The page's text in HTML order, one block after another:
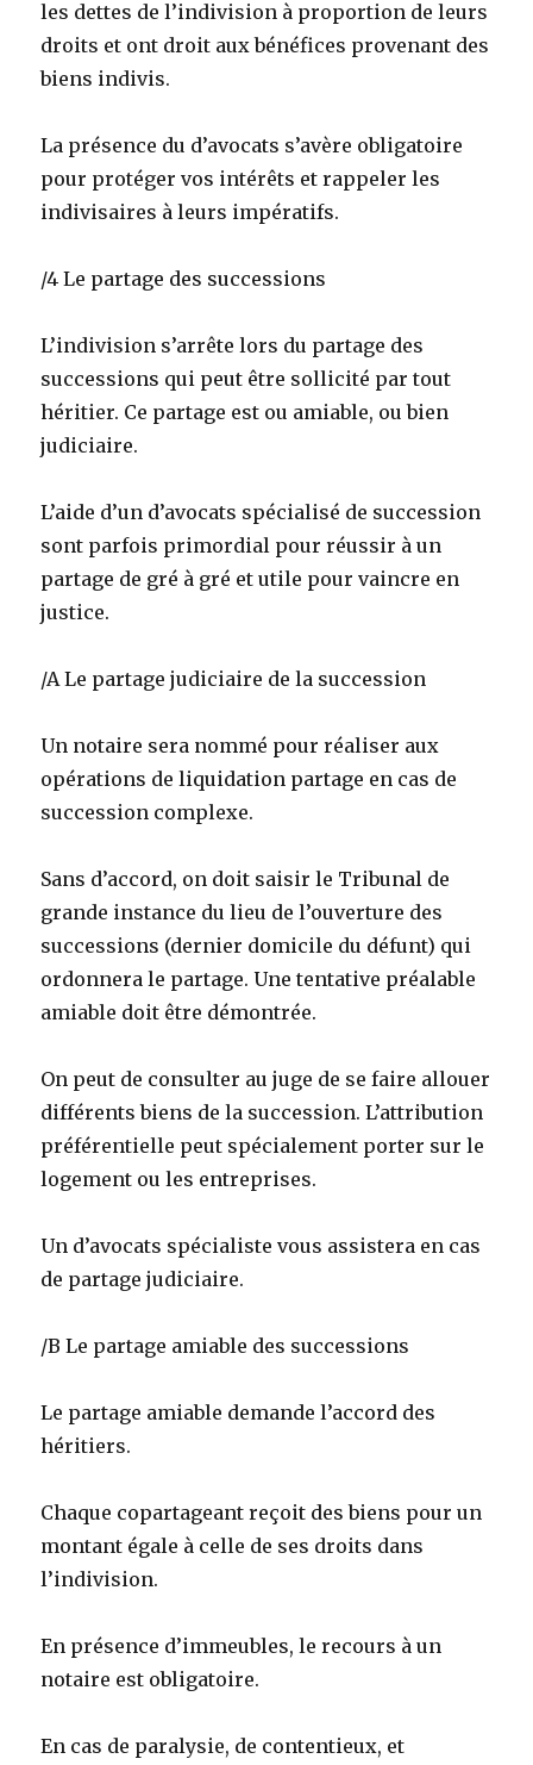
les dettes de l’indivision à proportion de leurs
droits et ont droit aux bénéfices provenant des
biens indivis.
La présence du d’avocats s’avère obligatoire
pour protéger vos intérêts et rappeler les
indivisaires à leurs impératifs.
/4 Le partage des successions
L’indivision s’arrête lors du partage des
successions qui peut être sollicité par tout
héritier. Ce partage est ou amiable, ou bien
judiciaire.
L’aide d’un d’avocats spécialisé de succession
sont parfois primordial pour réussir à un
partage de gré à gré et utile pour vaincre en
justice.
/A Le partage judiciaire de la succession
Un notaire sera nommé pour réaliser aux
opérations de liquidation partage en cas de
succession complexe.
Sans d’accord, on doit saisir le Tribunal de
grande instance du lieu de l’ouverture des
successions (dernier domicile du défunt) qui
ordonnera le partage. Une tentative préalable
amiable doit être démontrée.
On peut de consulter au juge de se faire allouer
différents biens de la succession. L’attribution
préférentielle peut spécialement porter sur le
logement ou les entreprises.
Un d’avocats spécialiste vous assistera en cas
de partage judiciaire.
/B Le partage amiable des successions
Le partage amiable demande l’accord des
héritiers.
Chaque copartageant reçoit des biens pour un
montant égale à celle de ses droits dans
l’indivision.
En présence d’immeubles, le recours à un
notaire est obligatoire.
En cas de paralysie, de contentieux, et